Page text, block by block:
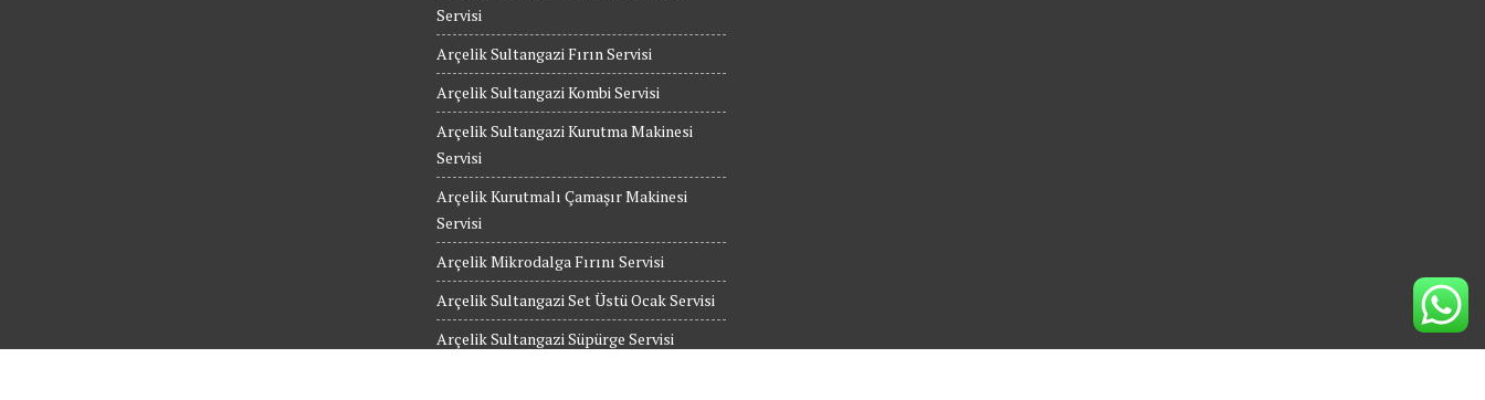
Servisi
Arçelik Sultangazi Fırın Servisi
Arçelik Sultangazi Kombi Servisi
Arçelik Sultangazi Kurutma Makinesi
Servisi
Arçelik Kurutmalı Çamaşır Makinesi
Servisi
Arçelik Mikrodalga Fırını Servisi
Arçelik Sultangazi Set Üstü Ocak Servisi
Arçelik Sultangazi Süpürge Servisi